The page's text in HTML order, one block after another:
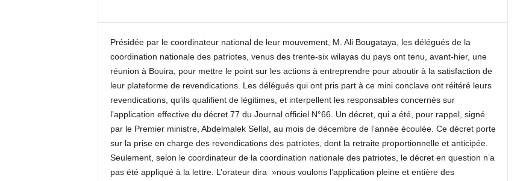
Présidée par le coordinateur national de leur mouvement, M. Ali Bougataya, les délégués de la
coordination nationale des patriotes, venus des trente-six wilayas du pays ont tenu, avant-hier, une
réunion à Bouira, pour mettre le point sur les actions à entreprendre pour aboutir à la satisfaction de
leur plateforme de revendications. Les délégués qui ont pris part à ce mini conclave ont réitéré leurs
revendications, qu’ils qualifient de légitimes, et interpellent les responsables concernés sur
l’application effective du décret 77 du Journal officiel N°66. Un décret, qui a été, pour rappel, signé
par le Premier ministre, Abdelmalek Sellal, au mois de décembre de l’année écoulée. Ce décret porte
sur la prise en charge des revendications des patriotes, dont la retraite proportionnelle et anticipée.
Seulement, selon le coordinateur de la coordination nationale des patriotes, le décret en question n’a
pas été appliqué à la lettre. L’orateur dira »nous voulons l’application pleine et entière des